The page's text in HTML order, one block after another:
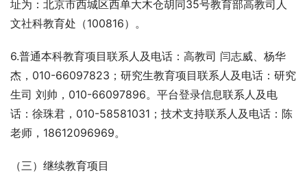
址为：北京市西城区西单大木仓胡同35号教育部高教司人
文社科教育处（100816）。
6.普通本科教育项目联系人及电话：高教司 闫志威、杨华
杰，010-66097823；研究生教育项目联系人及电话：研究
生司 刘帅，010-66097896。平台登录信息联系人及电
话：徐珠君，010-58581031；技术支持联系人及电话：陈
老师，18612096969。
（三）继续教育项目